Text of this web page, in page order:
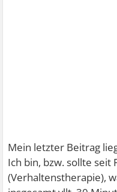
Mein letzter Beitrag
Ich bin, bzw. sollte seit
(Verhaltenstherapie),